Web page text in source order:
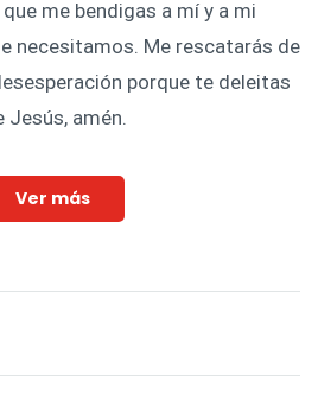
me bendigas a mí y a mi
necesitamos. Me rescatarás de
porque te deleitas
Jesús, amén.
Ver más